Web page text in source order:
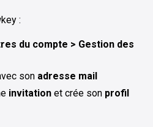
:
du compte > Gestion des
son adresse mail
invitation et crée son profil